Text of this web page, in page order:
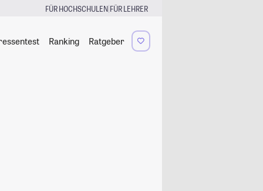
FÜR HOCHSCHULEN|FÜR LEHRER
Ranking Ratgeber